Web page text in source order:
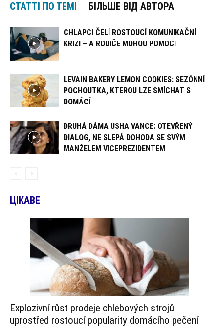
СТАТТІ ПО ТЕМІ БІЛЬШЕ ВІД АВТОРА
CHLAPCI ČELÍ ROSTOUCÍ KOMUNIKAČNÍ
KRIZI – A RODIČE MOHOU POMOCI
LEVAIN BAKERY LEMON COOKIES: SEZÓNNÍ
POCHOUTKA, KTEROU LZE SMÍCHAT S
DOMÁCÍ
DRUHÁ DÁMA USHA VANCE: OTEVŘENÝ
DIALOG, NE SLEPÁ DOHODA SE SVÝM
MANŽELEM VICEPREZIDENTEM
ЦІКАВЕ
Explozivní růst prodeje chlebových strojů
uprostřed rostoucí popularity domácího pečení